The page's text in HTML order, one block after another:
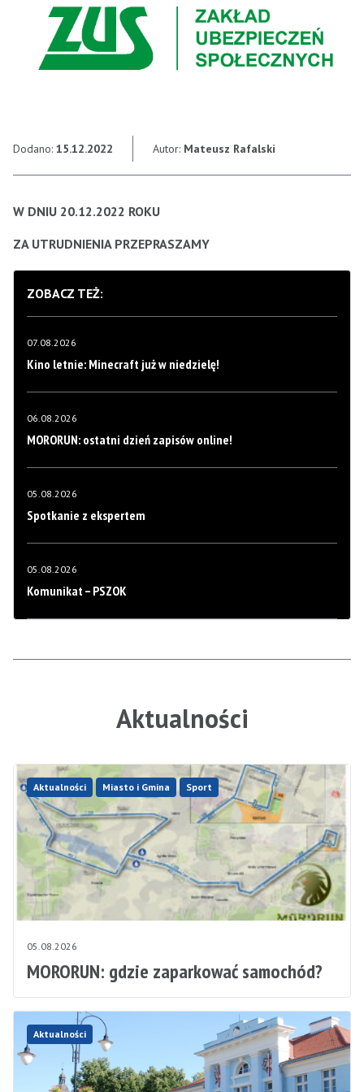
Dodano: 15.12.2022 Autor: Mateusz Rafalski
W DNIU 20.12.2022 ROKU
ZA UTRUDNIENIA PRZEPRASZAMY
ZOBACZ TEŻ:
07.08.2026
Kino letnie: Minecraft już w niedzielę!
06.08.2026
MORORUN: ostatni dzień zapisów online!
05.08.2026
Spotkanie z ekspertem
05.08.2026
Komunikat – PSZOK
Aktualności
Aktualności Miasto i Gmina Sport
05.08.2026
MORORUN: gdzie zaparkować samochód?
Aktualności